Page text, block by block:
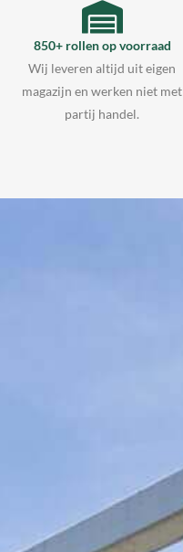
850+ rollen op voorraad
Wij leveren altijd uit eigen
magazijn en werken niet met
partij handel.